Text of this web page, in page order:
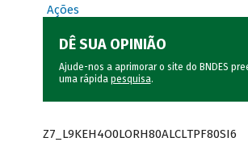
Ações
DÊ SUA OPINIÃO
Ajude-nos a aprimorar o site do BNDES
uma rápida pesquisa.
Z7_L9KEH4O0LORH80ALCLTPF80SI6